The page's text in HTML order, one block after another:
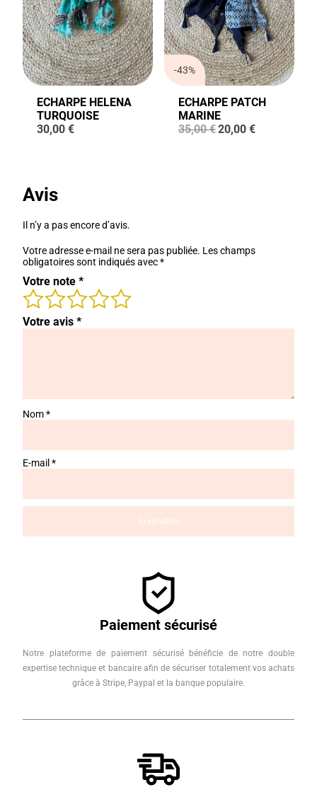
ECHARPE HELENA
TURQUOISE
30,00 €
-43%
ECHARPE PATCH
MARINE
35,00€Le
20,00 €Le
Avis
Il n’y a pas encore d’avis.
Votre adresse e-mail ne sera pas publiée. Les champs
obligatoires sont indiqués avec*
Votre note *
Votre avis *
Nom*
E-mail *
Paiement sécurisé
Notre plateforme de paiement sécurisé bénéficie de notre double
expertise technique et bancaire afin de sécuriser totalement vos achats
grâce à Stripe, Paypal et la banque populaire.